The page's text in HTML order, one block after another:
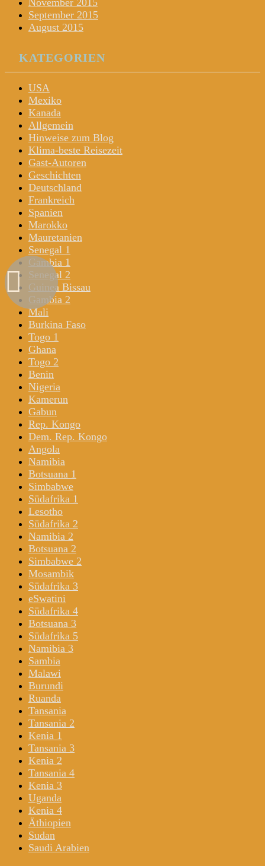
September 2015
August 2015
KATEGORIEN
USA
Mexiko
Kanada
Allgemein
Hinweise zum Blog
Klima-beste Reisezeit
Gast-Autoren
Geschichten
Deutschland
Frankreich
Spanien
Marokko
Mauretanien
Senegal 1
Gambia 1
Senegal 2
Guinea Bissau
Gambia 2
Mali
Burkina Faso
Togo 1
Ghana
Togo 2
Benin
Nigeria
Kamerun
Gabun
Rep. Kongo
Dem. Rep. Kongo
Angola
Namibia
Botsuana 1
Simbabwe
Südafrika 1
Lesotho
Südafrika 2
Namibia 2
Botsuana 2
Simbabwe 2
Mosambik
Südafrika 3
eSwatini
Südafrika 4
Botsuana 3
Südafrika 5
Namibia 3
Sambia
Malawi
Burundi
Ruanda
Tansania
Tansania 2
Kenia 1
Tansania 3
Kenia 2
Tansania 4
Kenia 3
Uganda
Kenia 4
Äthiopien
Sudan
Saudi Arabien